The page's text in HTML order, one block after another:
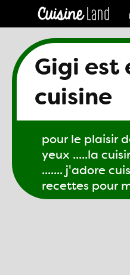
Gigi est
cuisine
pour le plaisir
yeux .....la
....... j'adore
recettes pour